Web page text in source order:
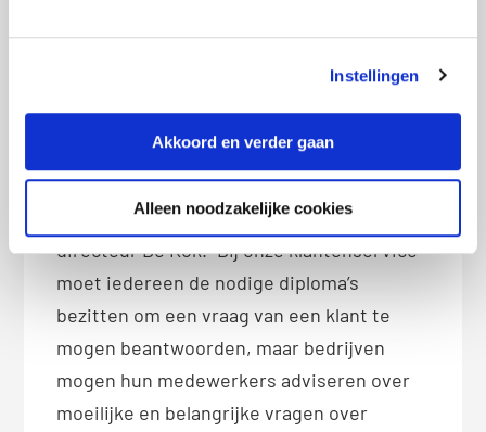
Instellingen
Akkoord en verder gaan
Alleen noodzakelijke cookies
vrijgesteld van de verzekeringsdiploma’s
die adviseurs, zoals tussenpersonen en
vergunninghoudende vergelijkingssites,
wel moeten hebben om hun klanten te
mogen helpen. “Heel raar,” reageert
directeur De Kok. “Bij onze klantenservice
moet iedereen de nodige diploma’s
bezitten om een vraag van een klant te
mogen beantwoorden, maar bedrijven
mogen hun medewerkers adviseren over
moeilijke en belangrijke vragen over